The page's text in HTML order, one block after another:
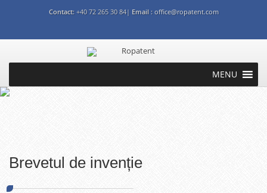
Contact:+40 72 265 30 84| Email : office@ropatent.com
MENU
Brevetul de invenție